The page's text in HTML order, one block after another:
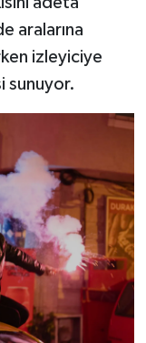
aralarına
izleyiciye
sunuyor.